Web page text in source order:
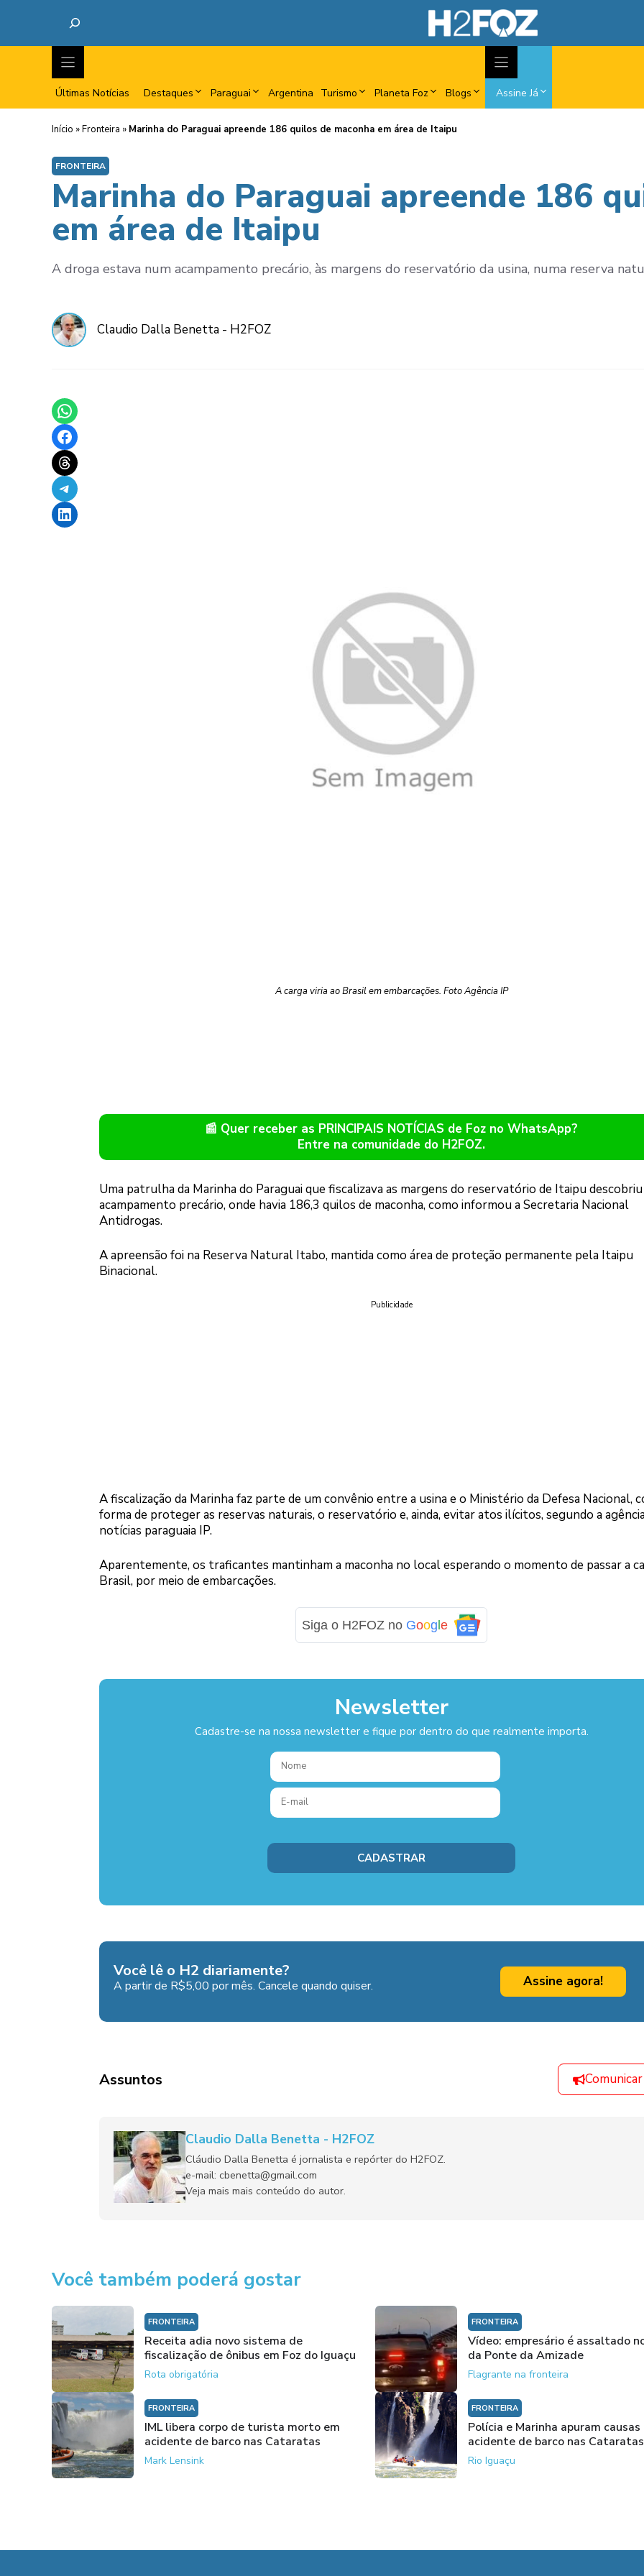
Últimas Notícias Destaques Paraguai Argentina Turismo Planeta Foz Blogs Assine Já
Início »Fronteira » Marinha do Paraguai apreende 186 quilos de maconha em área de Itaipu
FRONTEIRA
Marinha do Paraguai apreende 186
em área de Itaipu
A droga estava num acampamento precário, às margens do reservatório da usina, numa reserva
Claudio Dalla Benetta - H2FOZ
Share on WhatsApp
Share on Facebook
Share on Threads
Share on Telegram
Share on LinkedIn
A carga viria ao Brasil em embarcações. Foto Agência IP
📰 Quer receber as PRINCIPAIS NOTÍCIAS de Foz no WhatsApp?
Entre na comunidade do H2FOZ.
Uma patrulha da Marinha do Paraguai que fiscalizava as margens do reservatório de Itaipu
acampamento precário, onde havia 186,3 quilos de maconha, como informou a Secretaria Nacional
Antidrogas.
A apreensão foi na Reserva Natural Itabo, mantida como área de proteção permanente pela Itaipu
Binacional.
Publicidade
A fiscalização da Marinha faz parte de um convênio entre a usina e o Ministério da Defesa Nacional,
forma de proteger as reservas naturais, o reservatório e, ainda, evitar atos ilícitos, segundo a
notícias paraguaia IP.
Aparentemente, os traficantes mantinham a maconha no local esperando o momento de passar a
Brasil, por meio de embarcações.
Siga o H2FOZ no Goog le
Newsletter
Cadastre-se na nossa newsletter e fique por dentro do que realmente importa.
Você lê o H2 diariamente?
A partir de R$5,00 por mês. Cancele quando quiser. Assine agora!
Assuntos
Claudio Dalla Benetta - H2FOZ
Cláudio Dalla Benetta é jornalista e repórter do H2FOZ.
e-mail: cbenetta@gmail.com
Veja mais mais conteúdo do autor.
Você também poderá gostar
FRONTEIRA
Receita adia novo sistema de
fiscalização de ônibus em Foz do Iguaçu
Rota obrigatória
FRONTEIRA
Vídeo: empresário é assaltado
da Ponte da Amizade
Flagrante na fronteira
FRONTEIRA
IML libera corpo de turista morto em
acidente de barco nas Cataratas
Mark Lensink
FRONTEIRA
Polícia e Marinha apuram causas
acidente de barco nas Cataratas
Rio Iguaçu